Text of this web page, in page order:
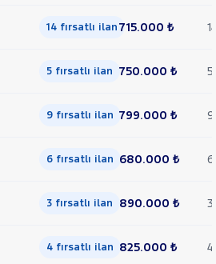
14 fırsatlı ilan715.000 ₺
5 fırsatlı ilan 750.000 ₺ 5
9 fırsatlı ilan 799.000 ₺ 9
6 fırsatlı ilan 680.000 ₺ 6
3 fırsatlı ilan 890.000 ₺ 3
4 fırsatlı ilan 825.000 ₺ 4